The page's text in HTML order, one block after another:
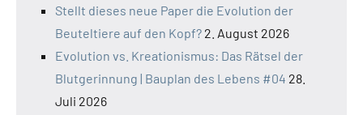
Stellt dieses neue Paper die Evolution der
Beuteltiere auf den Kopf? 2. August 2026
Evolution vs. Kreationismus: Das Rätsel der
Blutgerinnung | Bauplan des Lebens #04 28.
Juli 2026